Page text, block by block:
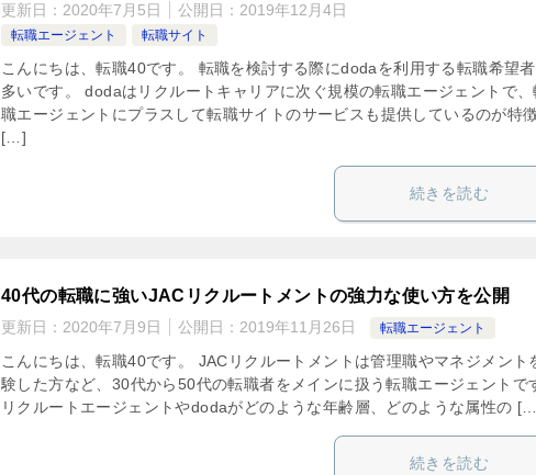
更新日： 2020年7月5日 公開日： 2019年12月4日
転職エージェント 転職サイト
こんにちは、転職40です。 転職を検討する際にdodaを利用する転職希望
多いです。 dodaはリクルートキャリアに次ぐ規模の転職エージェントで、
職エージェントにプラスして転職サイトのサービスも提供しているのが特
[…]
続きを読む
40代の転職に強いJACリクルートメントの強力な使い方を公開
更新日： 2020年7月9日 公開日： 2019年11月26日 転職エージェント
こんにちは、転職40です。 JACリクルートメントは管理職やマネジメント
験した方など、30代から50代の転職者をメインに扱う転職エージェントで
リクルートエージェントやdodaがどのような年齢層、どのような属性の
続きを読む